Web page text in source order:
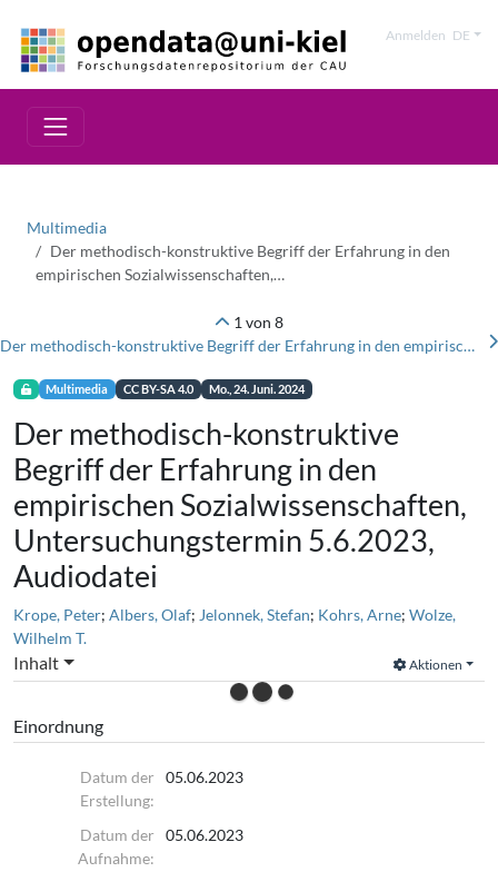
Anmelden DE
Multimedia
Der methodisch-konstruktive Begriff der Erfahrung in den
empirischen Sozialwissenschaften,…
1 von 8
Der methodisch-konstruktive Begriff der Erfahrung in den empirischen Sozialwissenschaften, Untersuchungstermin 22.5.2023, Audiodatei
Multimedia CC BY-SA 4.0 Mo., 24. Juni. 2024
Der methodisch-konstruktive
Begriff der Erfahrung in den
empirischen Sozialwissenschaften,
Untersuchungstermin 5.6.2023,
Audiodatei
Krope, Peter; Albers, Olaf; Jelonnek, Stefan; Kohrs, Arne; Wolze,
Wilhelm T.
Inhalt Aktionen
Einordnung
Datum der
Erstellung:
05.06.2023
Datum der
Aufnahme:
05.06.2023